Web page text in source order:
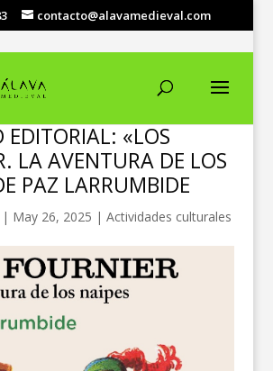
contacto@alavamedieval.com
EDITORIAL: «LOS
LA AVENTURA DE LOS
PAZ LARRUMBIDE
| May 26, 2025 | Actividades culturales